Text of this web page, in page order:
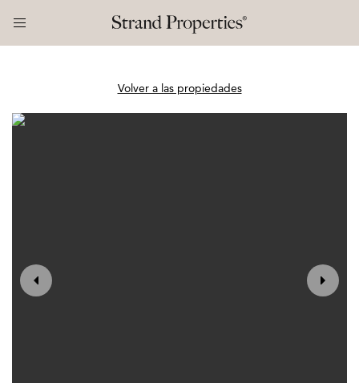
Volver a las propiedades